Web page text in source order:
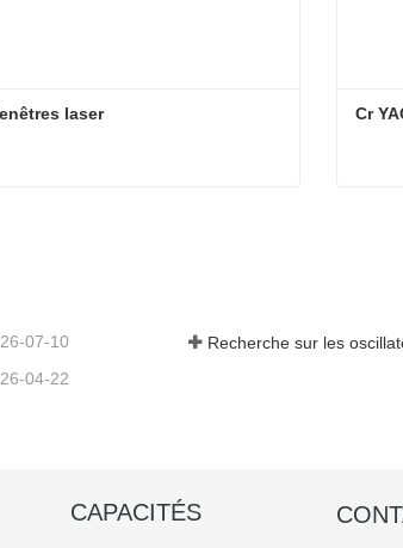
laser Cr
07-10
04-22
CAPACITÉS